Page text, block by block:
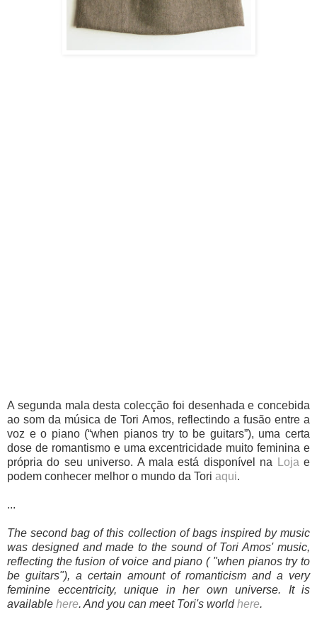
A segunda mala desta colecção foi desenhada e concebida
ao som da música de Tori Amos, reflectindo a fusão entre a
voz e o piano (“when pianos try to be guitars”), uma certa
dose de romantismo e uma excentricidade muito feminina e
própria do seu universo. A mala está disponível na
Loja e
podem conhecer melhor o mundo da Tori aqui.
...
The second bag of this collection of bags inspired by music
was designed and made to the sound of Tori Amos' music,
reflecting the fusion of voice and piano ( "when pianos try to
be guitars"), a certain amount of romanticism and a very
feminine eccentricity, unique in her own universe. It is
available here. And you can meet Tori's worldhere.